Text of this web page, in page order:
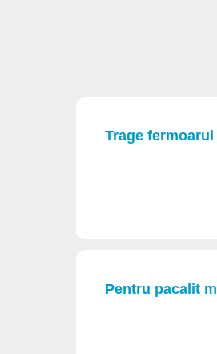
Trage
Pentru pacalit